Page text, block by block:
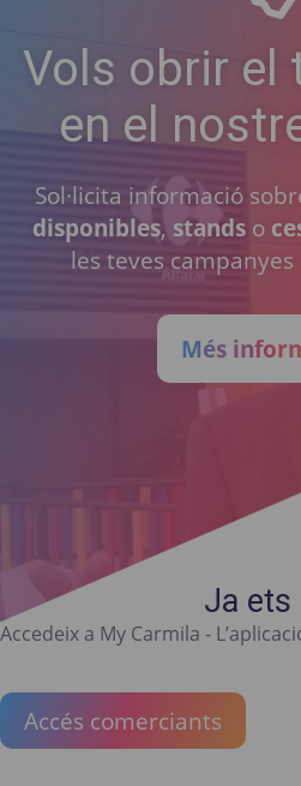
Vols obrir el
en el
Sol·licita informació
disponibles, standso
les teves
Més
Ja ets
Accedeix a My Carmila -
Accés comerciants